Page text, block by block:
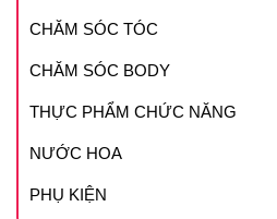
CHĂM SÓC TÓC
CHĂM SÓC BODY
THỰC PHẨM CHỨC NĂNG
NƯỚC HOA
PHỤ KIỆN